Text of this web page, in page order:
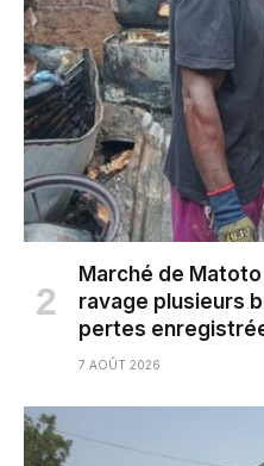
Marché de
ravage plusieurs
pertes
7 AOÛT 2026